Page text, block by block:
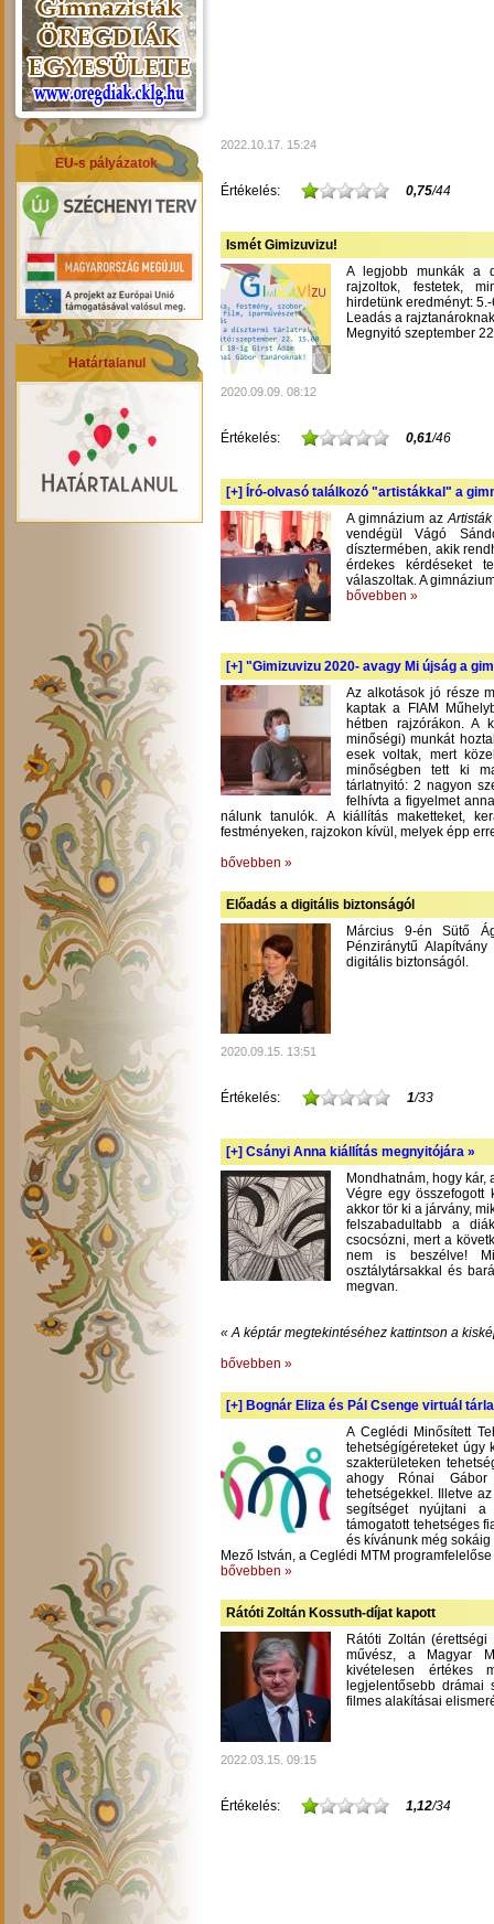
EU-s pályázatok
Határtalanul
2022.10.17. 15:24
Értékelés: 0,75/44
Ismét Gimizuvizu!
A legjobb munkák a
rajzoltok, festetek,
hirdetünk eredményt:
Leadás a
Megnyitó szeptember
2020.09.09. 08:12
Értékelés: 0,61/46
[+] Író-olvasó találkozó "artistákkal" a
A gimnázium az
vendégül Vágó
dísztermében, akik
érdekes kérdéseket
válaszoltak. A
bővebben »
[+] "Gimizuvizu 2020- avagy Mi újság a
Az alkotások jó része
kaptak a FIAM
hétben rajzórákon. A
minőségi) munkát
esek voltak, mert
minőségben tett ki
tárlatnyitó: 2 nagyon
felhívta a figyelmet
nálunk tanulók. A kiállítás maketteket,
festményeken, rajzokon kívül, melyek épp
bővebben »
Előadás a digitális biztonságól
Március 9-én Sütő
Pénziránytű
digitális biztonságól.
2020.09.15. 13:51
Értékelés: 1/33
[+] Csányi Anna kiállítás megnyitójára »
Mondhatnám, hogy kár,
Végre egy összefogott
akkor tör ki a járvány,
felszabadultabb a
csocsózni, mert a
nem is beszélve!
osztálytársakkal és
megvan.
« A képtár megtekintéséhez kattintson a
bővebben »
[+] Bognár Eliza és Pál Csenge virtuál
A Ceglédi Minősített
tehetségígéreteket úgy
szakterületeken
ahogy Rónai Gábor
tehetségekkel. Illetve
segítséget nyújtani a
támogatott tehetséges
és kívánunk még
Mező István, a Ceglédi MTM programfelelőse
bővebben »
Rátóti Zoltán Kossuth-díjat kapott
Rátóti Zoltán
művész, a Magyar
kivételesen értékes
legjelentősebb drámai
filmes alakításai
2022.03.15. 09:15
Értékelés: 1,12/34